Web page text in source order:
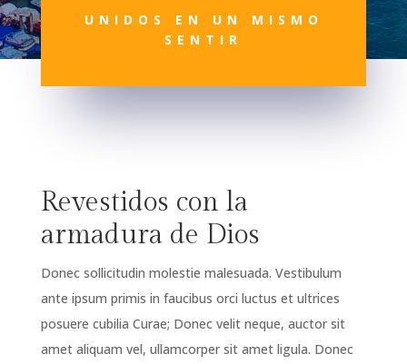
UNIDOS EN UN MISMO
SENTIR
Revestidos con la
armadura de Dios
Donec sollicitudin molestie malesuada. Vestibulum
ante ipsum primis in faucibus orci luctus et ultrices
posuere cubilia Curae; Donec velit neque, auctor sit
amet aliquam vel, ullamcorper sit amet ligula. Donec